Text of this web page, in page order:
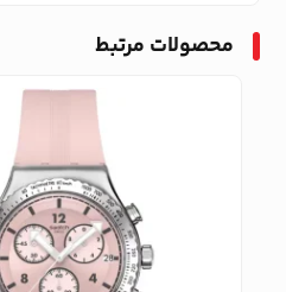
محصولات مرتبط